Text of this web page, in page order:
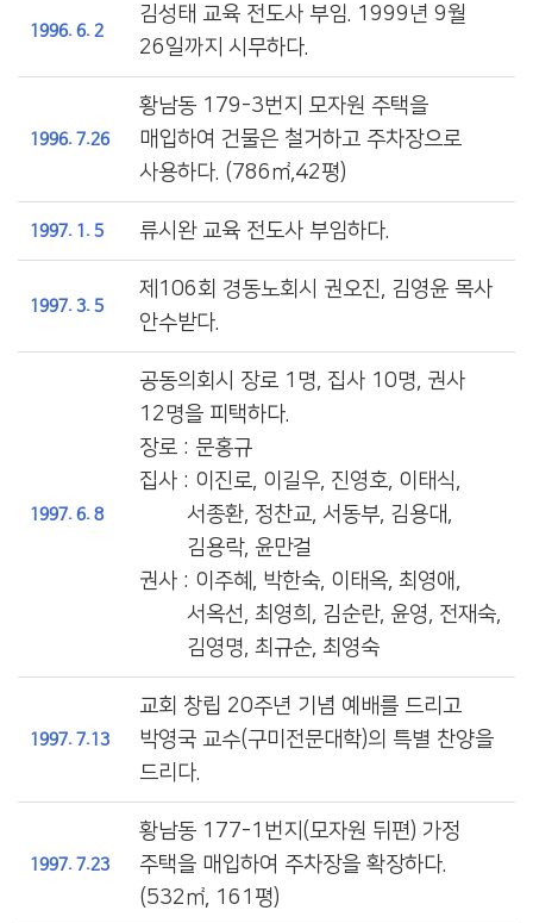
1996. 6. 2
김성태 교육 전도사 부임. 1999년 9월
26일까지 시무하다.
1996. 7.26
황남동 179-3번지 모자원 주택을
매입하여 건물은 철거하고 주차장으로
사용하다. (786㎡,42평)
1997. 1. 5 류시완 교육 전도사 부임하다.
1997. 3. 5
제106회 경동노회시 권오진, 김영윤 목사
안수받다.
1997. 6. 8
공동의회시 장로 1명, 집사 10명, 권사
12명을 피택하다.
장로 : 문홍규
집사 : 이진로, 이길우, 진영호, 이태식,
서종환, 정찬교, 서동부, 김용대,
김용락, 윤만걸
권사 : 이주혜, 박한숙, 이태옥, 최영애,
서옥선, 최영희, 김순란, 윤영, 전재숙,
김영명, 최규순, 최영숙
1997. 7.13
교회 창립 20주년 기념 예배를 드리고
박영국 교수(구미전문대학)의 특별 찬양을
드리다.
1997. 7.23
황남동 177-1번지(모자원 뒤편) 가정
주택을 매입하여 주차장을 확장하다.
(532㎡, 161평)